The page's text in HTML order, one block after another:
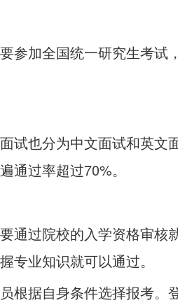
参加全国统一研究生考试
试也分为中文面试和英文
通过率超过70%。
通过院校的入学资格审核
业知识就可以通过。
根据自身条件选择报考。